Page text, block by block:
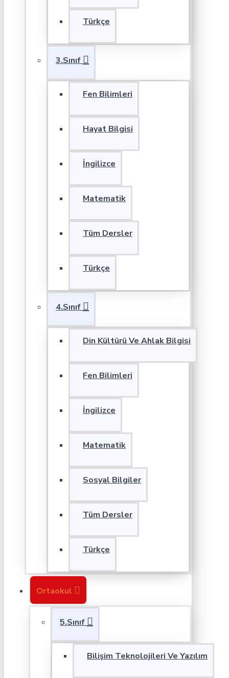
Türkçe
3.Sınıf
Fen Bilimleri
Hayat Bilgisi
İngilizce
Matematik
Tüm Dersler
Türkçe
4.Sınıf
Din Kültürü Ve Ahlak Bilgisi
Fen Bilimleri
İngilizce
Matematik
Sosyal Bilgiler
Tüm Dersler
Türkçe
Ortaokul
5.Sınıf
Bilişim Teknolojileri Ve Yazılım